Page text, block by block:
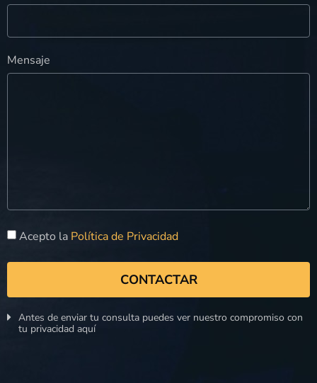
Mensaje
Acepto la Política de Privacidad
CONTACTAR
Antes de enviar tu consulta puedes ver nuestro compromiso con
tu privacidad aquí